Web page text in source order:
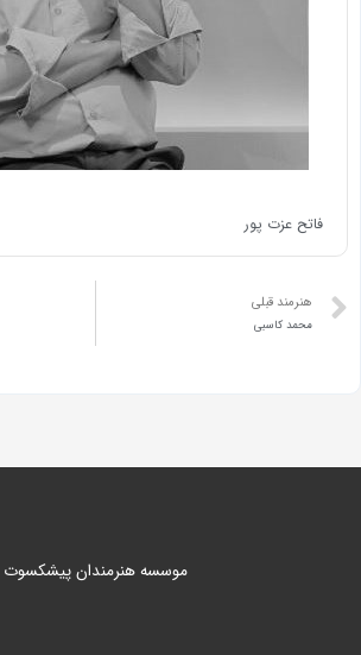
فاتح عزت پور
هنرمند قبلی
محمد کاسبی
موسسه هنرمندان پیشکسوت